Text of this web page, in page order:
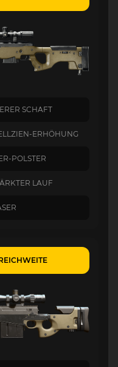
SCHAFT
ERHÖHUNG
POLSTER
LAUF